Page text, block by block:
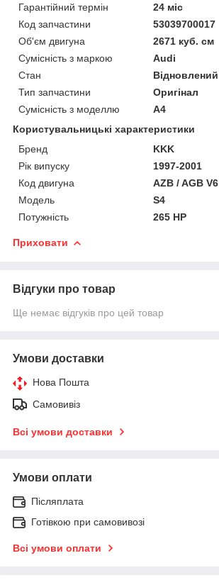
Гарантійний термін
24 міс
Код запчастини
53039700017
Об'єм двигуна
2671 куб. см
Сумісність з маркою
Audi
Стан
Відновлений
Тип запчастини
Оригінал
Сумісність з моделлю
A4
Користувальницькі характеристики
Бренд
KKK
Рік випуску
1997-2001
Код двигуна
AZB / AGB V6
Модель
S4
Потужність
265 HP
Приховати
Відгуки про товар
Ще немає відгуків про цей товар
Умови доставки
Нова Пошта
Самовивіз
Всі умови доставки
Умови оплати
Післяплата
Готівкою при самовивозі
Всі умови оплати